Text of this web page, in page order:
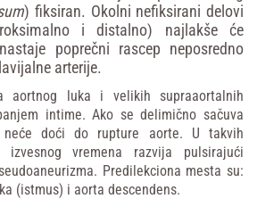
) fiksiran. Okolni nefiksirani delovi
i distalno) najlakše će
poprečni rascep neposredno
arterije.
aortnog luka i velikih
supraaortalnih
intime. Ako se delimično sačuva
neće doći do rupture aorte. U takvih
izvesnog vremena razvija
pulsirajući
Predilekciona mesta su:
(istmus) i aorta descendens.